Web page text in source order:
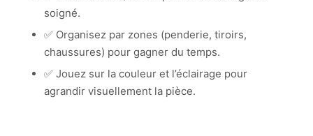
soigné.
✅ Organisez par zones (penderie, tiroirs,
chaussures) pour gagner du temps.
✅ Jouez sur la couleur et l’éclairage pour
agrandir visuellement la pièce.